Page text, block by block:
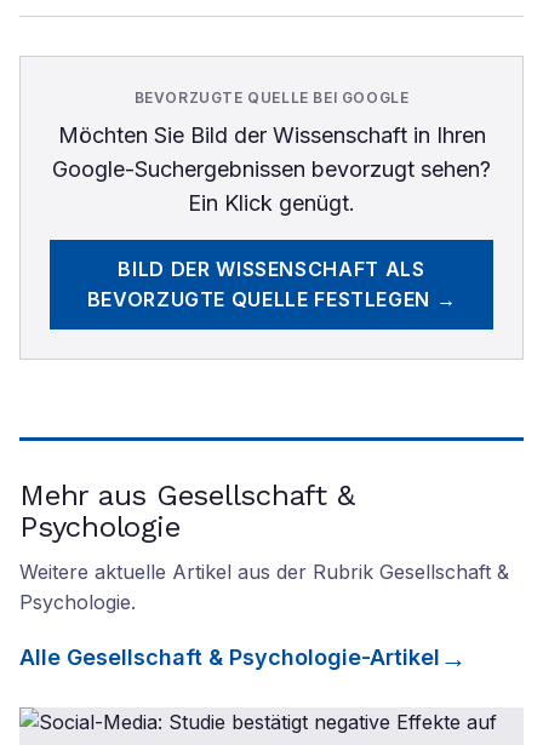
BEVORZUGTE QUELLE BEI GOOGLE
Möchten Sie Bild der Wissenschaftin Ihren
Google-Suchergebnissen bevorzugt sehen?
Ein Klick genügt.
BILD DER WISSENSCHAFT ALS
BEVORZUGTE QUELLE FESTLEGEN →
Mehr aus Gesellschaft &
Psychologie
Weitere aktuelle Artikel aus der Rubrik Gesellschaft &
Psychologie.
Alle Gesellschaft & Psychologie-Artikel